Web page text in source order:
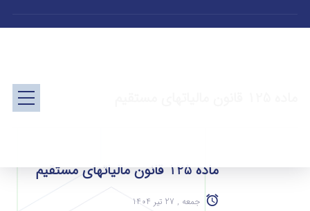
ماده 125 قانون مالیاتهای مستقیم
جمعه , 27 تیر 1404